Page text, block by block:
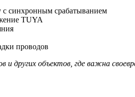
с синхронным срабатыванием
TUYA
проводов
других объектов, где важна